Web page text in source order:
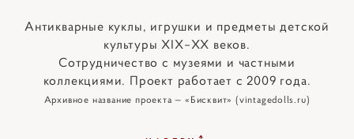
Антикварные куклы, игрушки и предметы детской
культуры XIX–XX веков.
Сотрудничество с музеями и частными
коллекциями. Проект работает с 2009 года.
Архивное название проекта — «Бисквит» (vintagedolls.ru)